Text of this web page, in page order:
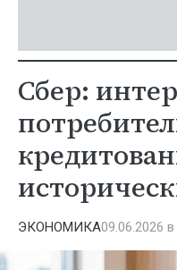
Сбер:
ЭКОНОМИКА09.06.2026